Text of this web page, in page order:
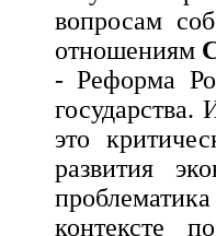
вопросам
отношениям
- Реформа
это
развития
контексте